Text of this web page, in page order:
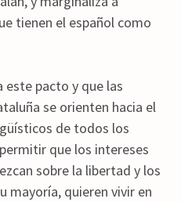
tienen el español como
este pacto y que las
se orienten hacia el
de todos los
que los intereses
sobre la libertad y los
mayoría, quieren vivir en